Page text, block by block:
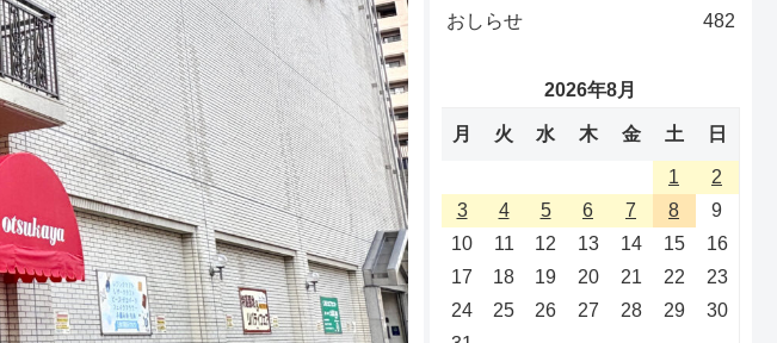
おしらせ 482
2026年8月
月 火 水 木 金 土 日
1
2
3
4 5 6 7 8
9
10
11 12 13 14 15
16
17
18 19 20 21 22
23
24
25 26 27 28 29
30